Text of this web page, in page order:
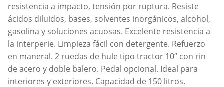
resistencia a impacto, tensión por ruptura. Resiste
ácidos diluidos, bases, solventes inorgánicos, alcohol,
gasolina y soluciones acuosas. Excelente resistencia a
la interperie. Limpieza fácil con detergente. Refuerzo
en maneral. 2 ruedas de hule tipo tractor 10” con rin
de acero y doble balero. Pedal opcional. Ideal para
interiores y exteriores. Capacidad de 150 litros.